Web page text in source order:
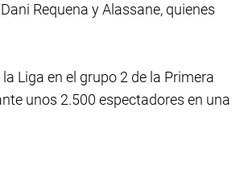
Requena y Alassane, quienes
Liga en el grupo 2 de la Primera
unos 2.500 espectadores en una